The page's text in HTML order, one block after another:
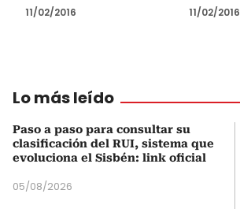
11/02/2016 11/02/2016
Lo más leído
Paso a paso para consultar su
clasificación del RUI, sistema que
evoluciona el Sisbén: link oficial
05/08/2026